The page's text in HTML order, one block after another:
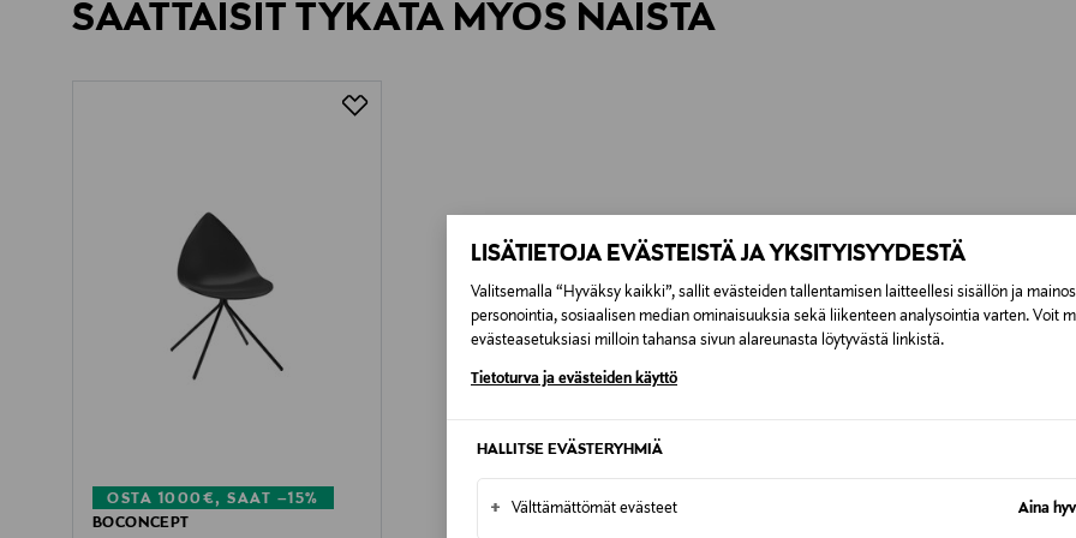
LISÄTIETOJA EVÄSTEISTÄ JA YKSITYISYYDESTÄ
Valitsemalla “Hyväksy kaikki”, sallit evästeiden tallentamisen laitteellesi sisällön ja
personointia, sosiaalisen median ominaisuuksia sekä liikenteen analysointia varten. Voit
evästeasetuksiasi milloin tahansa sivun alareunasta löytyvästä linkistä.
Tietoturva ja evästeiden käyttö
HALLITSE EVÄSTERYHMIÄ
+ Välttämättömät evästeet Aina
Kotiinkuljetus
SAATTAISIT TYKÄTÄ MYÖS NÄISTÄ
OSTA 1000€, SAAT –15%
BOCONCEPT